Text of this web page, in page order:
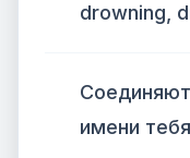
drowning,
имени